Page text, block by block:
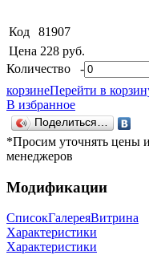
Код
81907
Цена 228 руб.
Количество -
корзинеПерейти в
В избранное
Поделиться…
*Просим уточнять цены
менеджеров
Модификации
СписокГалереяВитрина
Характеристики
Характеристики